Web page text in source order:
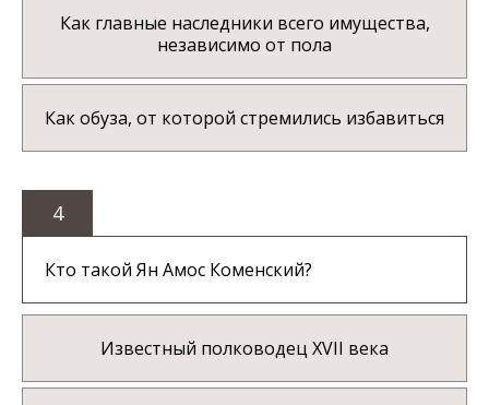
Как главные наследники всего имущества,
независимо от пола
Как обуза, от которой стремились избавиться
4
Кто такой Ян Амос Коменский?
Известный полководец XVII века